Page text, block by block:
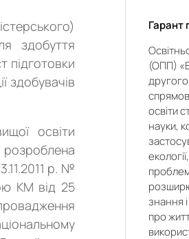
здобуття
підготовки
здобувачів
освіти
р. №
КМ від 25
Гарант
(ОПП)
освіти
науки,
знання
про